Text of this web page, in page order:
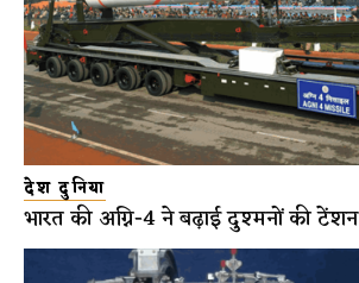
देश दुनिया
भारत की अग्नि-4 ने बढ़ाई दुश्मनों की टेंशन